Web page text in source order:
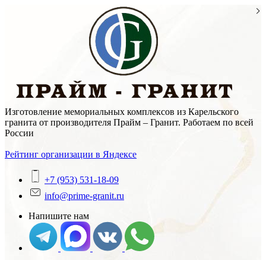
Изготовление мемориальных комплексов из Карельского
гранита от производителя Прайм – Гранит. Работаем по всей
России
Рейтинг организации в Яндексе
+7 (953) 531-18-09
info@prime-granit.ru
Напишите нам